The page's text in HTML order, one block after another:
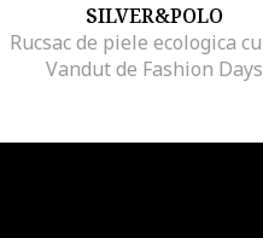
SILVER&POLO
Vandut de Fashion Days